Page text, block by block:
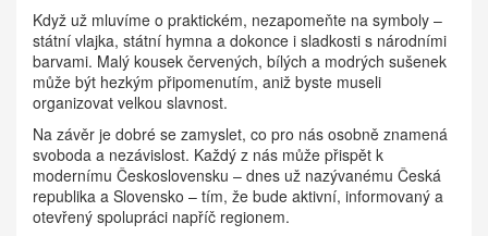
Když už mluvíme o praktickém, nezapomeňte na symboly –
státní vlajka, státní hymna a dokonce i sladkosti s národními
barvami. Malý kousek červených, bílých a modrých sušenek
může být hezkým připomenutím, aniž byste museli
organizovat velkou slavnost.
Na závěr je dobré se zamyslet, co pro nás osobně znamená
svoboda a nezávislost. Každý z nás může přispět k
modernímu Československu – dnes už nazývanému Česká
republika a Slovensko – tím, že bude aktivní, informovaný a
otevřený spolupráci napříč regionem.